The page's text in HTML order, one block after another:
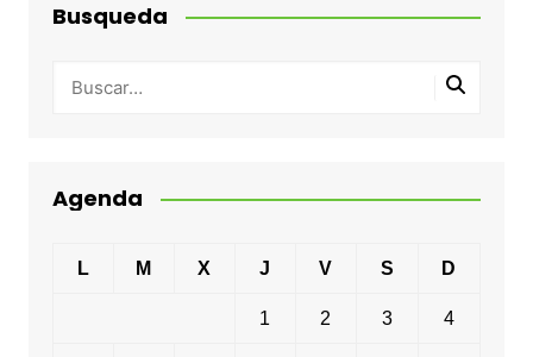
Busqueda
Agenda
L M X J V S D
1 2 3 4